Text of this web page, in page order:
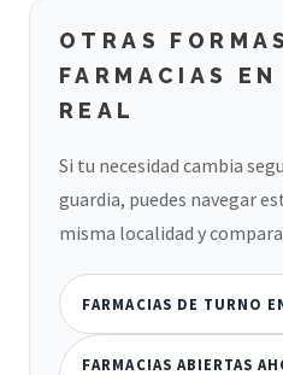
OTRAS
FARMACIAS
REAL
Si tu necesidad cambia
guardia, puedes navegar
misma localidad y
FARMACIAS DE TURNO
FARMACIAS ABIERTAS